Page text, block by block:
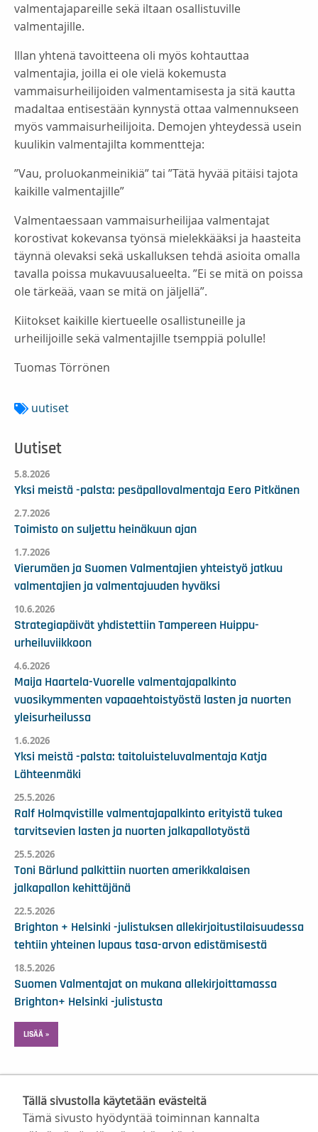
Tällä sivustolla käytetään evästeitä
Tämä sivusto hyödyntää toiminnan kannalta
valmentajapareille sekä iltaan osallistuville
valmentajille.
Illan yhtenä tavoitteena oli myös kohtauttaa
valmentajia, joilla ei ole vielä kokemusta
vammaisurheilijoiden valmentamisesta ja sitä kautta
madaltaa entisestään kynnystä ottaa valmennukseen
myös vammaisurheilijoita. Demojen yhteydessä usein
kuulikin valmentajilta kommentteja:
”Vau, proluokanmeinikiä” tai ”Tätä hyvää pitäisi tajota
kaikille valmentajille”
Valmentaessaan vammaisurheilijaa valmentajat
korostivat kokevansa työnsä mielekkääksi ja haasteita
täynnä olevaksi sekä uskalluksen tehdä asioita omalla
tavalla poissa mukavuusalueelta. ”Ei se mitä on poissa
ole tärkeää, vaan se mitä on jäljellä”.
Kiitokset kaikille kiertueelle osallistuneille ja
urheilijoille sekä valmentajille tsemppiä polulle!
Tuomas Törrönen
uutiset
Uutiset
5.8.2026
Yksi meistä -palsta: pesäpallovalmentaja Eero Pitkänen
2.7.2026
Toimisto on suljettu heinäkuun ajan
1.7.2026
Vierumäen ja Suomen Valmentajien yhteistyö jatkuu
valmentajien ja valmentajuuden hyväksi
10.6.2026
Strategiapäivät yhdistettiin Tampereen Huippu-
urheiluviikkoon
4.6.2026
Maija Haartela-Vuorelle valmentajapalkinto
vuosikymmenten vapaaehtoistyöstä lasten ja nuorten
yleisurheilussa
1.6.2026
Yksi meistä -palsta: taitoluisteluvalmentaja Katja
Lähteenmäki
25.5.2026
Ralf Holmqvistille valmentajapalkinto erityistä tukea
tarvitsevien lasten ja nuorten jalkapallotyöstä
25.5.2026
Toni Bärlund palkittiin nuorten amerikkalaisen
jalkapallon kehittäjänä
22.5.2026
Brighton + Helsinki -julistuksen allekirjoitustilaisuudessa
tehtiin yhteinen lupaus tasa-arvon edistämisestä
18.5.2026
Suomen Valmentajat on mukana allekirjoittamassa
Brighton+ Helsinki -julistusta
LISÄÄ »